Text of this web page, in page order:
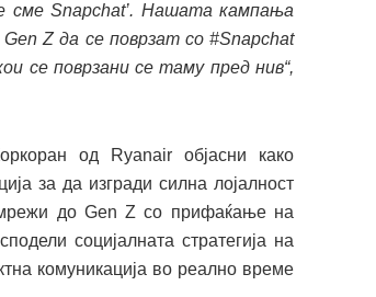
сме Snapchat’. Нашата кампања
Z да се поврзат со#Snapchat
се поврзани се таму пред нив“,
од Ryanair објасни како
за да изгради силна лојалност
мрежи до Gen Z со прифаќање на
социјалната стратегија на
комуникација во реално време